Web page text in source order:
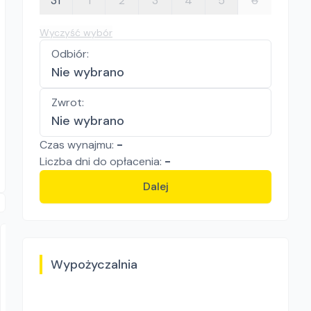
Wyczyść wybór
Odbiór:
Nie wybrano
Zwrot:
Nie wybrano
Czas wynajmu: -
Liczba dni do opłacenia: -
Dalej
Wypożyczalnia